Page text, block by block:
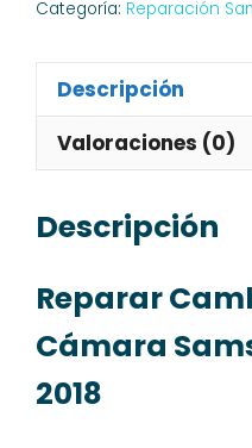
Categoría: Reparación
Descripción
Valoraciones (0)
Descripción
Reparar
Cámara
2018